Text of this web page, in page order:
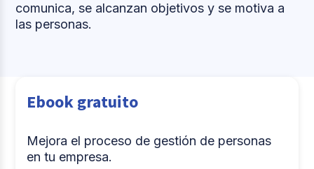
comunica, se alcanzan objetivos y se motiva a
las personas.
Ebook gratuito
Mejora el proceso de gestión de personas
en tu empresa.